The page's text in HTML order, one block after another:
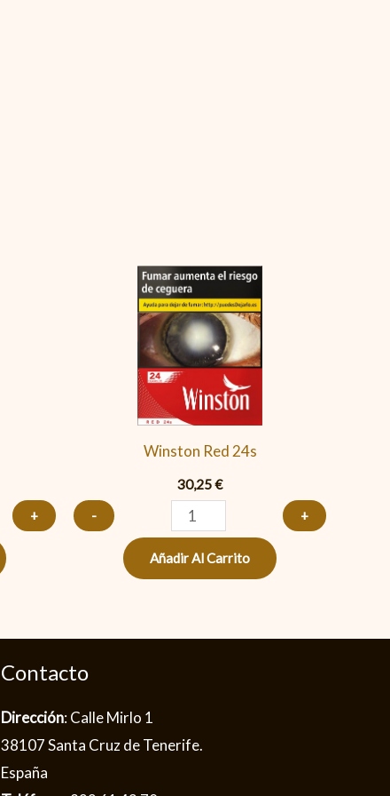
+
Winston Red 24s
30,25€
-
Winston
Red
24s
cantidad
+
Añadir Al Carrito
Contacto
Dirección: Calle Mirlo 1
38107 Santa Cruz de Tenerife.
España